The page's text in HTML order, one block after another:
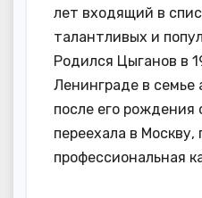
лет входящий в
талантливых и
Родился Цыганов в
Ленинграде в семье
после его рождения
переехала в Москву,
профессиональная